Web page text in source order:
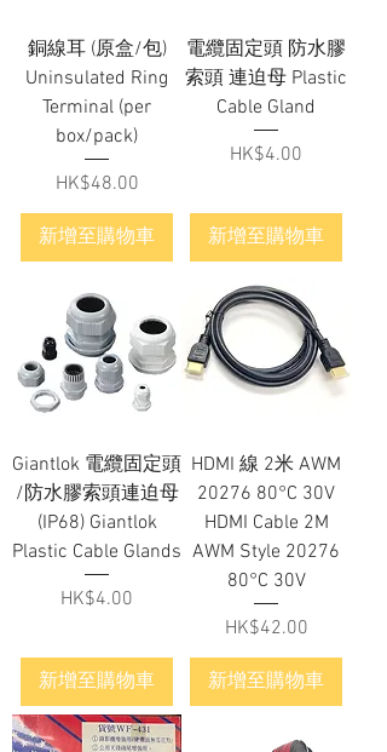
銅線耳 (原盒/包)
Uninsulated Ring
Terminal (per
box/pack)
價格
HK$48.00
新增至購物車
電纜固定頭 防水膠
索頭 連迫母 Plastic
Cable Gland
價格
HK$4.00
新增至購物車
Giantlok 電纜固定頭
/防水膠索頭連迫母
(IP68) Giantlok
Plastic Cable Glands
價格
HK$4.00
新增至購物車
HDMI 線 2米 AWM
20276 80°C 30V
HDMI Cable 2M
AWM Style 20276
80°C 30V
價格
HK$42.00
新增至購物車